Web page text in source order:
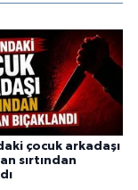
çocuk arkadaşı
sırtından